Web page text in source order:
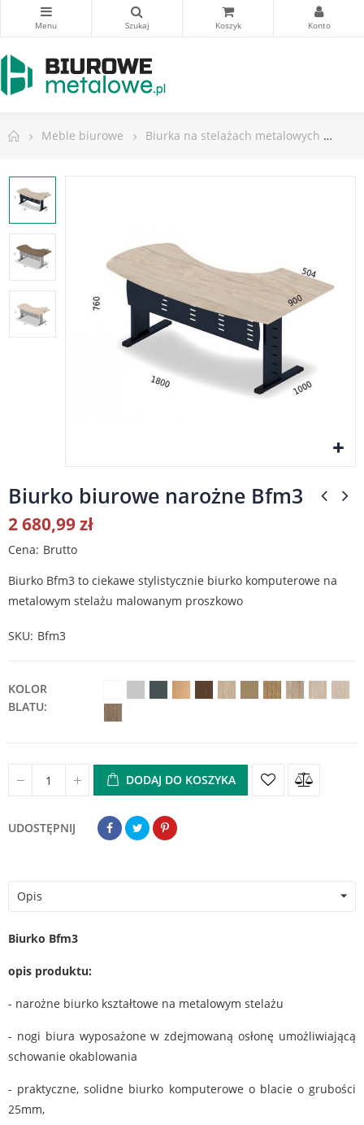
Meble biurowe Biurka na stelażach metalowych
Biurko biurowe narożne Bfm3
2 680,99 zł
Cena Brutto
Biurko Bfm3 to ciekawe stylistycznie biurko komputerowe na
metalowym stelażu malowanym proszkowo
SKU Bfm3
KOLOR
BLATU
DODAJ DO KOSZYKA
UDOSTĘPNIJ
Opis
Biurko Bfm3
opis produktu:
- narożne biurko kształtowe na metalowym stelażu
- nogi biura wyposażone w zdejmowaną osłonę umożliwiającą
schowanie okablowania
- praktyczne, solidne biurko komputerowe o blacie o grubości
25mm,